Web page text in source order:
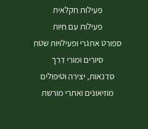
פעילות חקלאית
פעילות עם חיות
ספורט אתגרי ופעילויות שטח
סיורים ומורי דרך
סדנאות, יצירה וטיפולים
מוזיאונים ואתרי מורשת